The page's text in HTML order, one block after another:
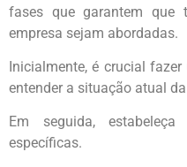
fases que garantem que
empresa sejam abordadas.
Inicialmente, é crucial
entender a situação atual
Em seguida, estabeleça
específicas.